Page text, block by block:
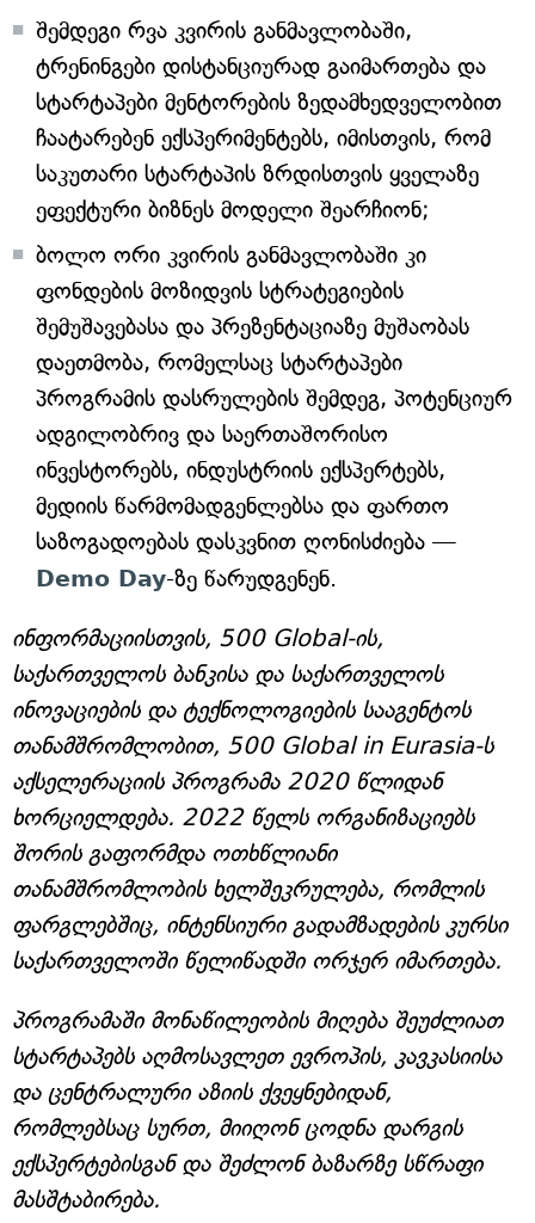
შემდეგი რვა კვირის განმავლობაში,
ტრენინგები დისტანციურად გაიმართება და
სტარტაპები მენტორების ზედამხედველობით
ჩაატარებენ ექსპერიმენტებს, იმისთვის, რომ
საკუთარი სტარტაპის ზრდისთვის ყველაზე
ეფექტური ბიზნეს მოდელი შეარჩიონ;
ბოლო ორი კვირის განმავლობაში კი
ფონდების მოზიდვის სტრატეგიების
შემუშავებასა და პრეზენტაციაზე მუშაობას
დაეთმობა, რომელსაც სტარტაპები
პროგრამის დასრულების შემდეგ, პოტენციურ
ადგილობრივ და საერთაშორისო
ინვესტორებს, ინდუსტრიის ექსპერტებს,
მედიის წარმომადგენლებსა და ფართო
საზოგადოებას დასკვნით ღონისძიება —
Demo Day-ზე წარუდგენენ.
ინფორმაციისთვის, 500 Global-ის,
საქართველოს ბანკისა და საქართველოს
ინოვაციების და ტექნოლოგიების სააგენტოს
თანამშრომლობით, 500 Global in Eurasia-ს
აქსელერაციის პროგრამა 2020 წლიდან
ხორციელდება. 2022 წელს ორგანიზაციებს
შორის გაფორმდა ოთხწლიანი
თანამშრომლობის ხელშეკრულება, რომლის
ფარგლებშიც, ინტენსიური გადამზადების კურსი
საქართველოში წელიწადში ორჯერ იმართება.
პროგრამაში მონაწილეობის მიღება შეუძლიათ
სტარტაპებს აღმოსავლეთ ევროპის, კავკასიისა
და ცენტრალური აზიის ქვეყნებიდან,
რომლებსაც სურთ, მიიღონ ცოდნა დარგის
ექსპერტებისგან და შეძლონ ბაზარზე სწრაფი
მასშტაბირება.